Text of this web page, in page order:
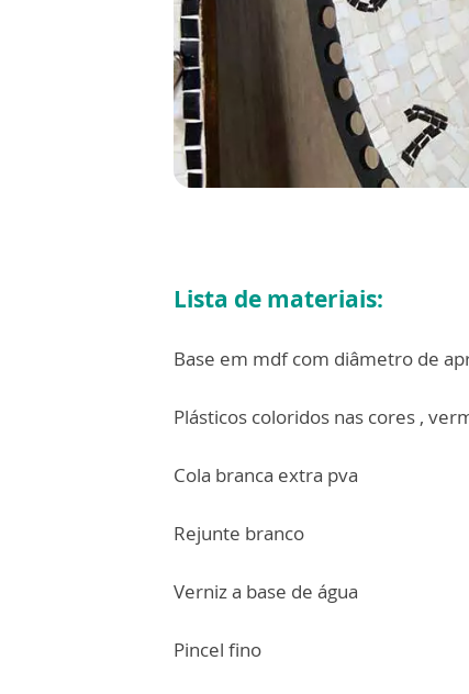
Lista de materiais:
Base em mdf com diâmetro de
Plásticos coloridos nas cores ,
Cola branca extra pva
Rejunte branco
Verniz a base de água
Pincel fino